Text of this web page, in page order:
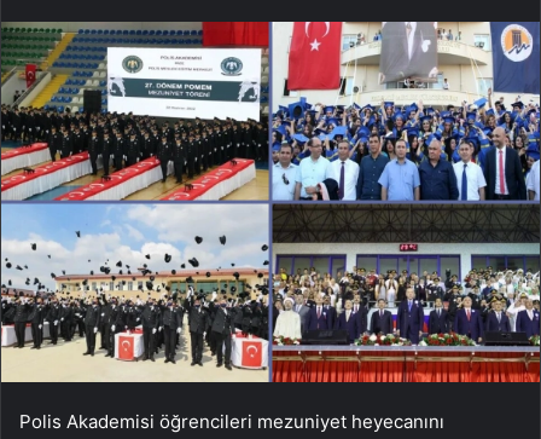
Polis Akademisi öğrencileri mezuniyet heyecanını